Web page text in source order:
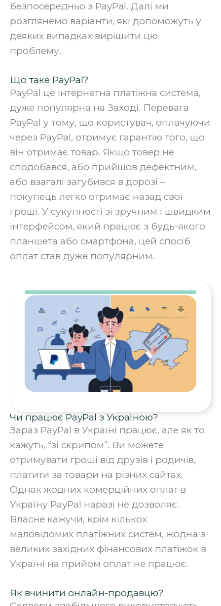
безпосередньо з PayPal. Далі ми
розглянемо варіанти, які допоможуть у
деяких випадках вирішити цю
проблему.
Що таке PayPal?
PayPal це інтернетна платіжна система,
дуже популярна на Заході. Перевага
PayPal у тому, що користувач, оплачуючи
через PayPal, отримує гарантію того, що
він отримає товар. Якщо товер не
сподобався, або прийшов дефектним,
або взагалі загубився в дорозі –
покупець легко отримає назад свої
гроші. У сукупності зі зручним і швидким
інтерфейсом, який працює з будь-якого
планшета або смартфона, цей спосіб
оплат став дуже популярним.
Чи працює PayPal з Україною?
Зараз PayPal в Україні працює, але як то
кажуть, “зі скрипом”. Ви можете
отримувати гроші від друзів і родичів,
платити за товари на різних сайтах.
Однак жодних комерційних оплат в
Україну PayPal наразі не дозволяє.
Власне кажучи, крім кількох
маловідомих платіжних систем, жодна з
великих західних фінансових платіжок в
Україні на прийом оплат не працює.
Як вчинити онлайн-продавцю?